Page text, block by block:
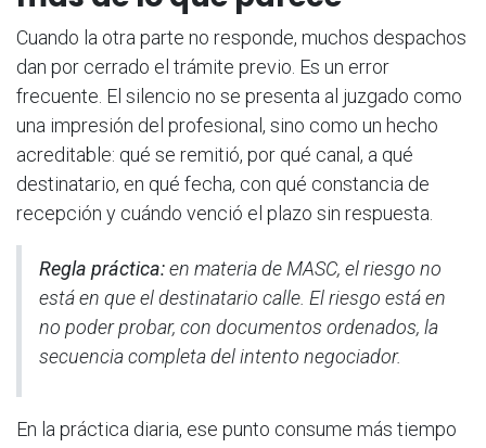
Cuando la otra parte no responde, muchos despachos
dan por cerrado el trámite previo. Es un error
frecuente. El silencio no se presenta al juzgado como
una impresión del profesional, sino como un hecho
acreditable: qué se remitió, por qué canal, a qué
destinatario, en qué fecha, con qué constancia de
recepción y cuándo venció el plazo sin respuesta.
Regla práctica:en materia de MASC, el riesgo no
está en que el destinatario calle. El riesgo está en
no poder probar, con documentos ordenados, la
secuencia completa del intento negociador.
En la práctica diaria, ese punto consume más tiempo